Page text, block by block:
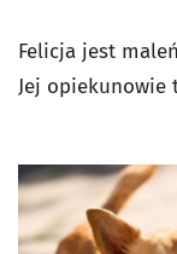
Felicja jest
Jej opiekunowie